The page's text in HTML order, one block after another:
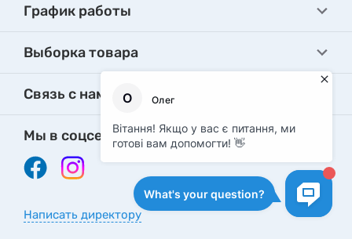
График работы
Выборка товара
Связь с нами
Мы в соцсетях
Написать директору